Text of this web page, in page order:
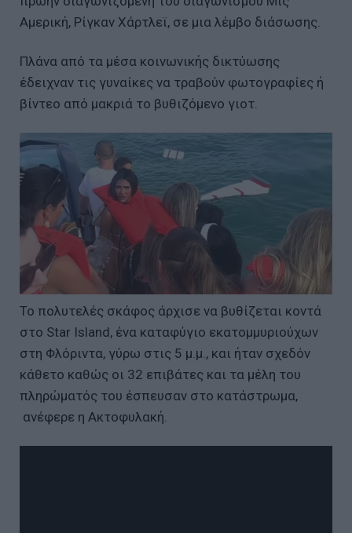
Αμερική, Ρίγκαν Χάρτλεϊ, σε μια λέμβο διάσωσης.
Πλάνα από τα μέσα κοινωνικής δικτύωσης
έδειχναν τις γυναίκες να τραβούν φωτογραφίες ή
βίντεο από μακριά το βυθιζόμενο γιοτ.
Το πολυτελές σκάφος άρχισε να βυθίζεται κοντά
στο Star Island, ένα καταφύγιο εκατομμυριούχων
στη Φλόριντα, γύρω στις 5 μ.μ., και ήταν σχεδόν
κάθετο καθώς οι 32 επιβάτες και τα μέλη του
πληρώματός του έσπευσαν στο κατάστρωμα,
ανέφερε η Ακτοφυλακή.